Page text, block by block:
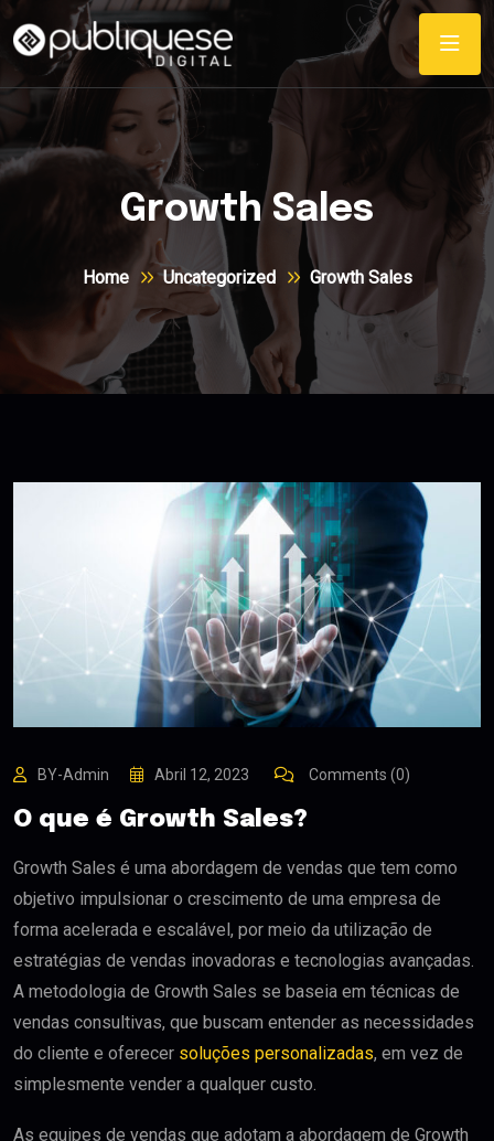
Growth Sales
Home Uncategorized Growth Sales
BY-Admin Abril 12, 2023 Comments (0)
O que é Growth Sales?
Growth Sales é uma abordagem de vendas que tem como
objetivo impulsionar o crescimento de uma empresa de
forma acelerada e escalável, por meio da utilização de
estratégias de vendas inovadoras e tecnologias avançadas.
A metodologia de Growth Sales se baseia em técnicas de
vendas consultivas, que buscam entender as necessidades
do cliente e oferecer soluções personalizadas, em vez de
simplesmente vender a qualquer custo.
As equipes de vendas que adotam a abordagem de Growth